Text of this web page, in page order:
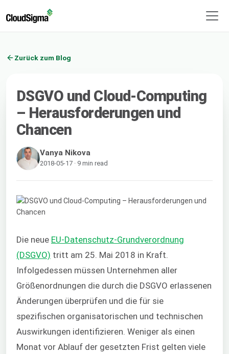
Zurück zum Blog
DSGVO und Cloud-Computing
– Herausforderungen und
Chancen
Vanya Nikova
2018-05-17 · 9 min read
Die neue EU-Datenschutz-Grundverordnung
(DSGVO) tritt am 25. Mai 2018 in Kraft.
Infolgedessen müssen Unternehmen aller
Größenordnungen die durch die DSGVO erlassenen
Änderungen überprüfen und die für sie
spezifischen organisatorischen und technischen
Auswirkungen identifizieren. Weniger als einen
Monat vor Ablauf der gesetzten Frist gelten viele